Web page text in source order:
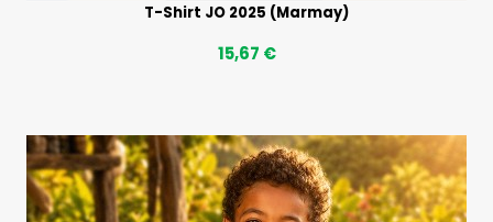
T-Shirt JO 2025 (Marmay)
15,67 €